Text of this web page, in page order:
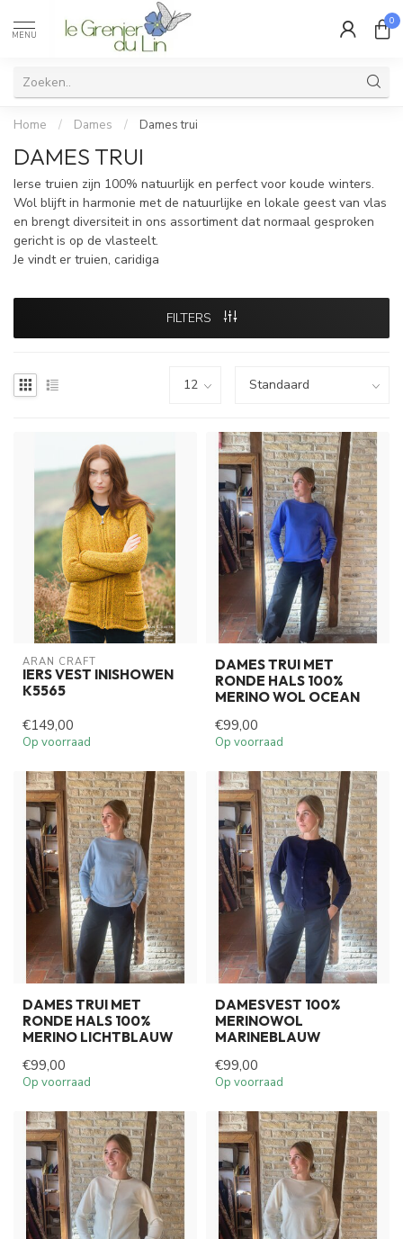
MENU
0
Home / Dames / Dames trui
DAMES TRUI
Ierse truien zijn 100% natuurlijk en perfect voor koude winters.
Wol blijft in harmonie met de natuurlijke en lokale geest van vlas
en brengt diversiteit in ons assortiment dat normaal gesproken
gericht is op de vlasteelt.
Je vindt er truien, caridiga
FILTERS
ARAN CRAFT
IERS VEST INISHOWEN
K5565
€149,00
Op voorraad
DAMES TRUI MET
RONDE HALS 100%
MERINO WOL OCEAN
€99,00
Op voorraad
DAMES TRUI MET
RONDE HALS 100%
MERINO LICHTBLAUW
€99,00
Op voorraad
DAMESVEST 100%
MERINOWOL
MARINEBLAUW
€99,00
Op voorraad